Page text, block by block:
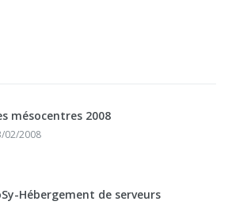
mésocentres 2008
02/2008
Hébergement de serveurs